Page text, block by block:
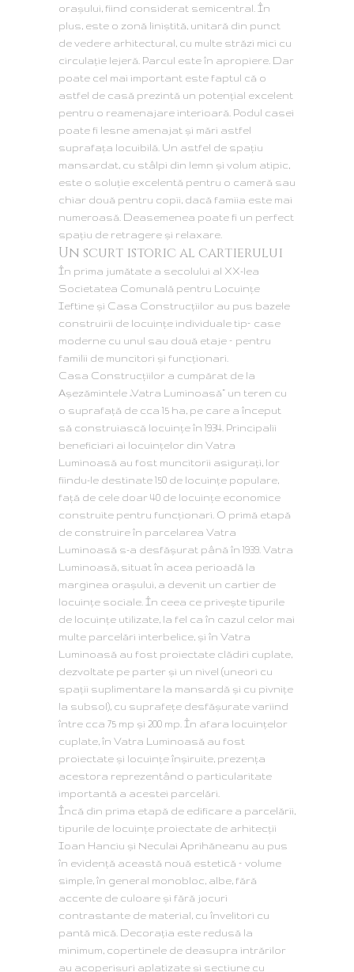
oraşului, fiind considerat semicentral. În
plus, este o zonă liniştită, unitară din punct
de vedere arhitectural, cu multe străzi mici cu
circulaţie lejeră. Parcul este în apropiere. Dar
poate cel mai important este faptul că o
astfel de casă prezintă un potenţial excelent
pentru o reamenajare interioară. Podul casei
poate fi lesne amenajat şi mări astfel
suprafaţa locuibilă. Un astfel de spaţiu
mansardat, cu stâlpi din lemn şi volum atipic,
este o soluţie excelentă pentru o cameră sau
chiar două pentru copii, dacă famiia este mai
numeroasă. Deasemenea poate fi un perfect
spaţiu de retragere şi relaxare.
Un scurt istoric al cartierului
În prima jumătate a secolului al XX-lea
Societatea Comunală pentru Locuințe
Ieftine și Casa Construcțiilor au pus bazele
construirii de locuinţe individuale tip– case
moderne cu unul sau două etaje – pentru
familii de muncitori şi funcţionari.
Casa Construcțiilor a cumpărat de la
Așezămintele „Vatra Luminoasă” un teren cu
o suprafață de cca 15 ha, pe care a început
să construiască locuințe în 1934. Principalii
beneficiari ai locuințelor din Vatra
Luminoasă au fost muncitorii asigurați, lor
fiindu-le destinate 150 de locuințe populare,
față de cele doar 40 de locuințe economice
construite pentru funcționari. O primă etapă
de construire în parcelarea Vatra
Luminoasă s-a desfășurat până în 1939. Vatra
Luminoasă, situat în acea perioadă la
marginea oraşului, a devenit un cartier de
locuinţe sociale. În ceea ce privește tipurile
de locuințe utilizate, la fel ca în cazul celor mai
multe parcelări interbelice, și în Vatra
Luminoasă au fost proiectate clădiri cuplate,
dezvoltate pe parter și un nivel (uneori cu
spații suplimentare la mansardă și cu pivnițe
la subsol), cu suprafețe desfășurate variind
între cca 75 mp și 200 mp. În afara locuințelor
cuplate, în Vatra Luminoasă au fost
proiectate și locuințe înșiruite, prezența
acestora reprezentând o particularitate
importantă a acestei parcelări.
Încă din prima etapă de edificare a parcelării,
tipurile de locuințe proiectate de arhitecții
Ioan Hanciu și Neculai Aprihăneanu au pus
în evidență această nouă estetică – volume
simple, în general monobloc, albe, fără
accente de culoare și fără jocuri
contrastante de material, cu învelitori cu
pantă mică. Decorația este redusă la
minimum, copertinele de deasupra intrărilor
au acoperișuri aplatizate și secțiune cu